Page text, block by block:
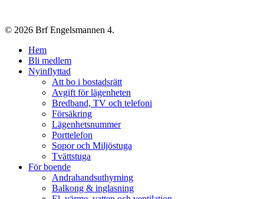
© 2026 Brf Engelsmannen 4.
Close
Menu
Hem
Bli medlem
Nyinflyttad
Att bo i bostadsrätt
Avgift för lägenheten
Bredband, TV och telefoni
Försäkring
Lägenhetsnummer
Porttelefon
Sopor och Miljöstuga
Tvättstuga
För boende
Andrahandsuthyrning
Balkong & inglasning